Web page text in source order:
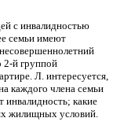
с инвалидностью
семьи имеют
2-й группой
Л. интересуется,
каждого члена семьи
инвалидность; какие
жилищных условий.